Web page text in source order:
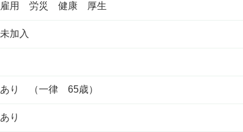
雇用 労災 健康 厚生
未加入
あり （一律 65歳）
あり